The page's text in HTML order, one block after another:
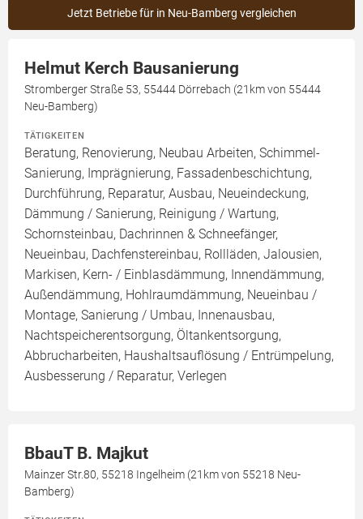
Jetzt Betriebe für in Neu-Bamberg vergleichen
Helmut Kerch Bausanierung
Stromberger Straße 53, 55444 Dörrebach (21km von 55444
Neu-Bamberg)
TÄTIGKEITEN
Beratung, Renovierung, Neubau Arbeiten, Schimmel-
Sanierung, Imprägnierung, Fassadenbeschichtung,
Durchführung, Reparatur, Ausbau, Neueindeckung,
Dämmung / Sanierung, Reinigung / Wartung,
Schornsteinbau, Dachrinnen & Schneefänger,
Neueinbau, Dachfenstereinbau, Rollläden, Jalousien,
Markisen, Kern- / Einblasdämmung, Innendämmung,
Außendämmung, Hohlraumdämmung, Neueinbau /
Montage, Sanierung / Umbau, Innenausbau,
Nachtspeicherentsorgung, Öltankentsorgung,
Abbrucharbeiten, Haushaltsauflösung / Entrümpelung,
Ausbesserung / Reparatur, Verlegen
BbauT B. Majkut
Mainzer Str.80, 55218 Ingelheim (21km von 55218 Neu-
Bamberg)